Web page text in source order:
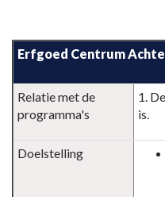
navigatie
Paragraaf
Verbonden
Erfgoed Centrum
Relatie met de
programma's
1.
is.
Doelstelling